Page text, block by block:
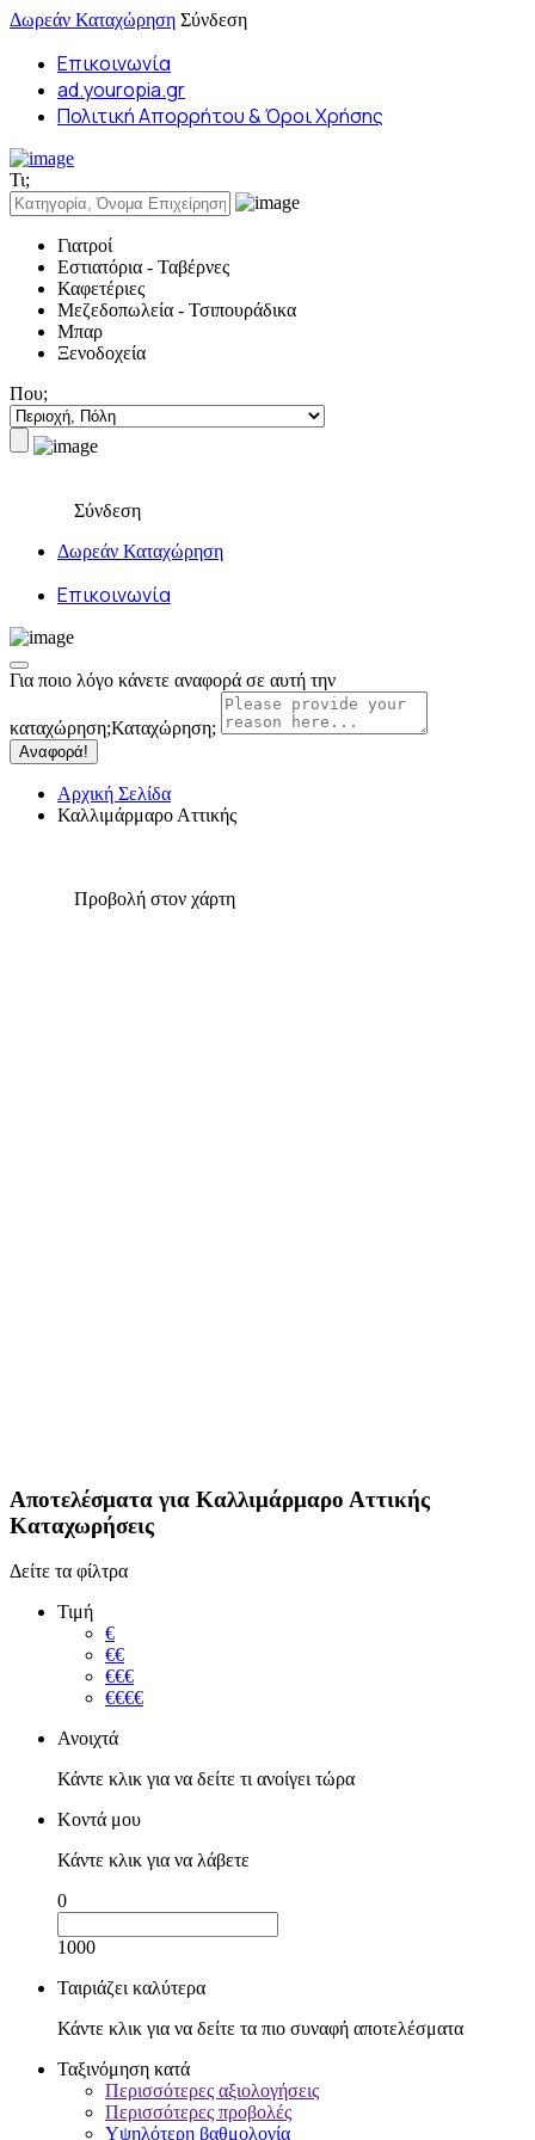
Δωρεάν Καταχώρηση Σύνδεση
Επικοινωνία
ad.youropia.gr
Πολιτική Απορρήτου & Όροι Χρήσης
Τι;
Γιατροί
Εστιατόρια - Ταβέρνες
Καφετέριες
Μεζεδοπωλεία - Τσιπουράδικα
Μπαρ
Ξενοδοχεία
Που;
Σύνδεση
Δωρεάν Καταχώρηση
Επικοινωνία
Για ποιο λόγο κάνετε αναφορά σε αυτή την
καταχώρηση;Καταχώρηση;
Αναφορά!
Αρχική Σελίδα
Καλλιμάρμαρο Αττικής
Προβολή στον χάρτη
Αποτελέσματα για Καλλιμάρμαρο Αττικής
Καταχωρήσεις
Δείτε τα φίλτρα
Τιμή
€
€€
€€€
€€€€
Ανοιχτά
Κάντε κλικ για να δείτε τι ανοίγει τώρα
Κοντά μου
Κάντε κλικ για να λάβετε
0
1000
Ταιριάζει καλύτερα
Κάντε κλικ για να δείτε τα πιο συναφή αποτελέσματα
Ταξινόμηση κατά
Περισσότερες αξιολογήσεις
Περισσότερες προβολές
Υψηλότερη βαθμολογία